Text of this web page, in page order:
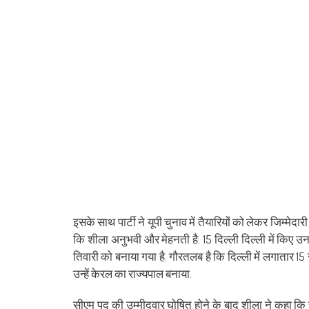
इसके साथ पार्टी ने यूपी चुनाव में तैयारियों को लेकर
कि शीला अनुभवी और मेहनती है. 15 दिल्ली दिल्ली में किए
तिवारी को बनाया गया है. गौरतलब है कि दिल्ली में लगातार
उन्हें केरल का राज्यपाल बनाया.
सीएम पद की उम्मीदवार घोषित होने के बाद शीला ने कहा